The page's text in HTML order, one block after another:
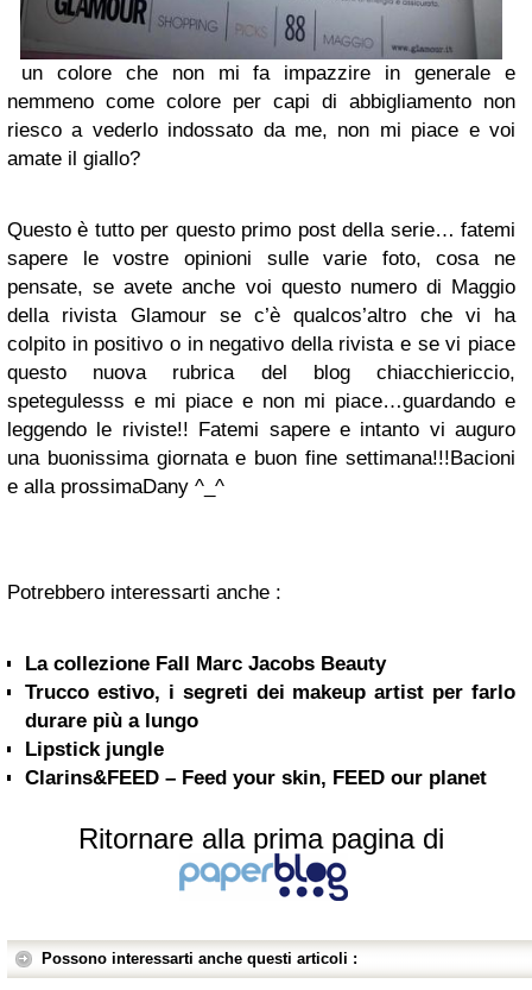
un colore che non mi fa impazzire in generale e
nemmeno come colore per capi di abbigliamento non
riesco a vederlo indossato da me, non mi piace e voi
amate il giallo?
Questo è tutto per questo primo post della serie… fatemi
sapere le vostre opinioni sulle varie foto, cosa ne
pensate, se avete anche voi questo numero di Maggio
della rivista Glamour se c’è qualcos’altro che vi ha
colpito in positivo o in negativo della rivista e se vi piace
questo nuova rubrica del blog chiacchiericcio,
spetegulesss e mi piace e non mi piace…guardando e
leggendo le riviste!! Fatemi sapere e intanto vi auguro
una buonissima giornata e buon fine settimana!!!Bacioni
e alla prossimaDany ^_^
Potrebbero interessarti anche :
La collezione Fall Marc Jacobs Beauty
Trucco estivo, i segreti dei makeup artist per farlo
durare più a lungo
Lipstick jungle
Clarins&FEED – Feed your skin, FEED our planet
Ritornare alla prima pagina di
Possono interessarti anche questi articoli :